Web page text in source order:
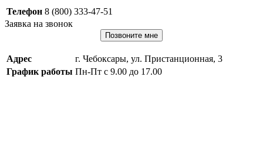
Телефон 8 (800) 333-47-51
Заявка на звонок
Позвоните мне
Адрес
г. Чебоксары, ул. Пристанционная, 3
График работы Пн-Пт с 9.00 до 17.00